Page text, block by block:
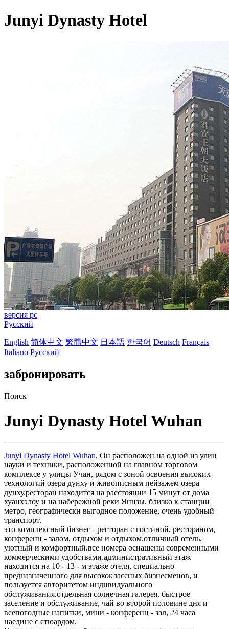
Junyi Dynasty Hotel
версия pc
Русский
English 简体中文 繁體中文 日本語 한국어 Deutsch Français
Italiano Русский
забронировать
Поиск
Junyi Dynasty Hotel Wuhan
Junyi Dynasty Hotel Wuhan, Он расположен на одной из улиц
науки и техники, расположенной на главном торговом
комплексе у улицы Учан, рядом с зоной освоения высоких
технологий озера дунху и живописным пейзажем озера
дунху.ресторан находится на расстоянии 15 минут от дома
хуанхэлоу и на набережной реки Янцзы. близко к станции
метро, географически выгодное положение, очень удобный
транспорт.
это комплексный бизнес - ресторан с гостиной, рестораном,
конференц - залом, отдыхом и отдыхом.отличный отель,
уютный и комфортный.все номера оснащены современными
коммерческими удобствами.административный этаж
находится на 10 - 13 - м этаже отеля, специально
предназначенного для высококлассных бизнесменов, и
пользуется авторитетом индивидуального
обслуживания.отдельная солнечная галерея, быстрое
заселение и обслуживание, чай во второй половине дня и
всепогодные напитки, мини - конференц - зал, 24 часа
наедине с стюардом.